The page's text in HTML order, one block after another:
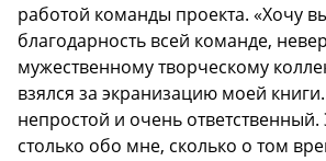
работой команды проекта. «Хочу
благодарность всей команде,
мужественному творческому
взялся за экранизацию моей
непростой и очень
столько обо мне, сколько о том